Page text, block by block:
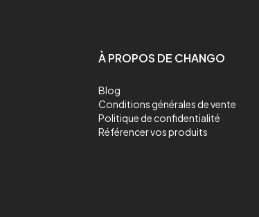
À PROPOS DE CHANGO
Blog
Conditions générales de vente
Politique de confidentialité
Référencer vos produits